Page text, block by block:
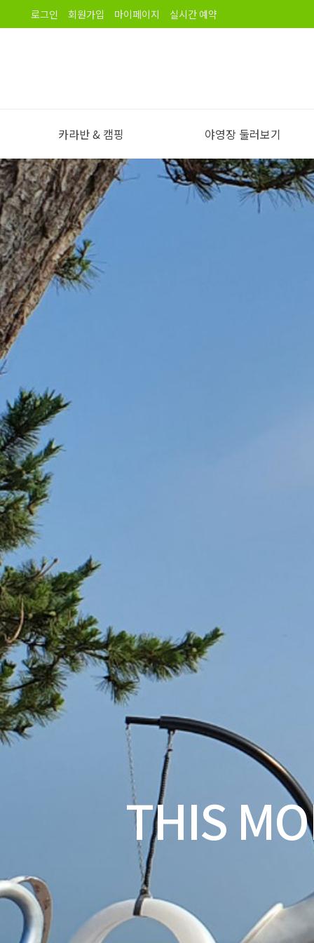
로그인 회원가입 마이페이지 실시간 예약
카라반 & 캠핑
야영장 소개
오시는길
야영장 둘러보기
야영장 전경
노을길야영장 이용안내